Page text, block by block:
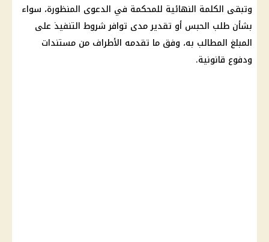
وتبقى الكلمة النهائية للمحكمة في الدعوى المنظورة، سواء
بشأن طلب الحبس أو تقدير مدى توافر شروط التنفيذ على
المبلغ المطالب به، وفق ما تقدمه الأطراف من مستندات
ودفوع قانونية.